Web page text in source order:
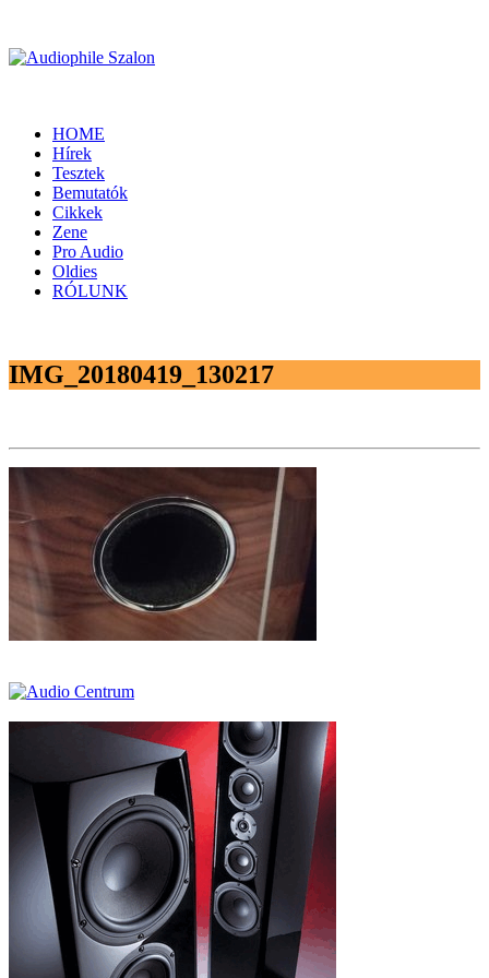
HOME
Hírek
Tesztek
Bemutatók
Cikkek
Zene
Pro Audio
Oldies
RÓLUNK
IMG_20180419_130217